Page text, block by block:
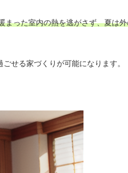
った室内の熱を逃がさず、夏は
せる家づくりが可能になります。